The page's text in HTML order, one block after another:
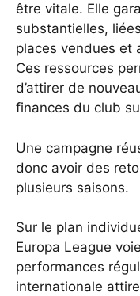
être vitale. Elle
substantielles,
places vendues et
Ces ressources
d’attirer de
finances du club
Une campagne
donc avoir des
plusieurs saisons.
Sur le plan
Europa League
performances
internationale